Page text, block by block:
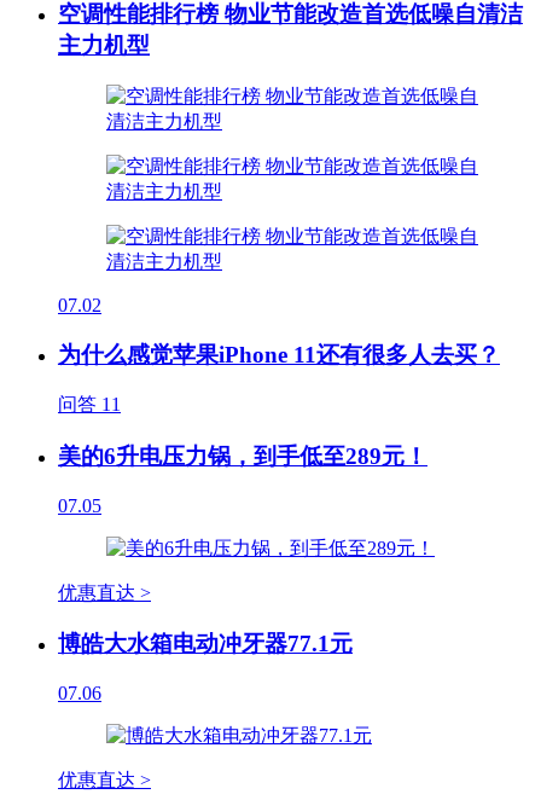
空调性能排行榜 物业节能改造首选低噪自清洁
主力机型
07.02
为什么感觉苹果iPhone 11还有很多人去买？
问答 11
美的6升电压力锅，到手低至289元！
07.05
优惠直达 >
博皓大水箱电动冲牙器77.1元
07.06
优惠直达 >